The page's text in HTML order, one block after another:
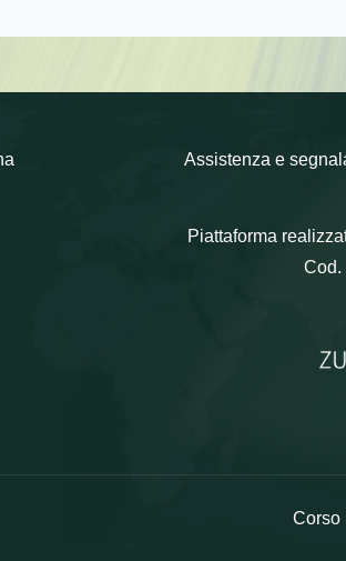
Assistenza e
Piattaforma
Cod.
Corso